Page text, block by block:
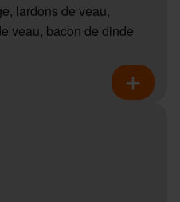
lardons de veau,
veau, bacon de dinde